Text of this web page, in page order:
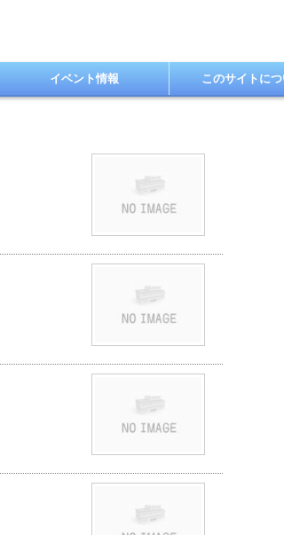
イベント情報 このサイトに